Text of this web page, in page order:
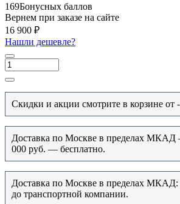
169Бонусных баллов
Вернем при заказе на сайте
16 900 ₽
Нашли дешевле?
Скидки и акции смотрите в корзине от
Доставка по Москве в пределах
000 руб. — бесплатно.
Доставка по Москве в пределах МКАД:
до транспортной компании.